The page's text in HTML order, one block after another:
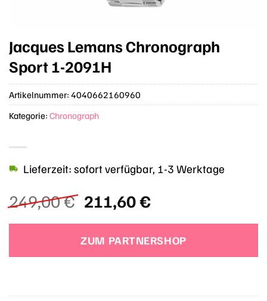
Jacques Lemans Chronograph
Sport 1-2091H
249,00€ Ursprünglicher
Preis
war:
249,00 €
211,60€Aktueller
ist:
211,60 €.
Lieferzeit: sofort verfügbar, 1-3 Werktage
ZUM PARTNERSHOP
Artikelnummer: 4040662160960
Kategorie: Chronograph